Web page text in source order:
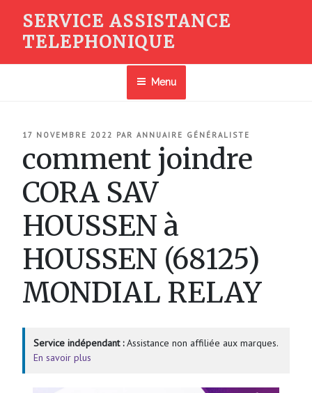
contenu
SERVICE ASSISTANCE
TELEPHONIQUE
Menu
PUBLIÉ
17 NOVEMBRE 2022 PAR ANNUAIRE GÉNÉRALISTE
comment joindre
CORA SAV
HOUSSEN à
HOUSSEN (68125)
MONDIAL RELAY
Service indépendant :Assistance non affiliée aux marques.
En savoir plus